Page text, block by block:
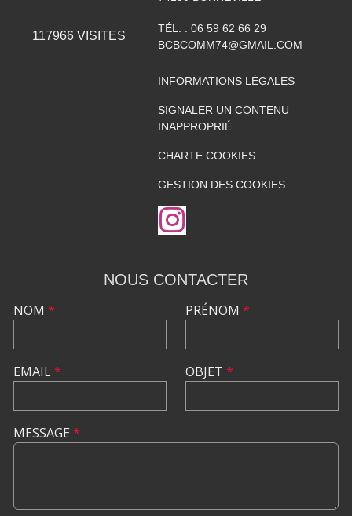
117966VISITES
TÉL. : 06 59 62 66 29
BCBCOMM74@GMAIL.COM
INFORMATIONS LÉGALES
SIGNALER UN CONTENU
INAPPROPRIÉ
CHARTE COOKIES
GESTION DES COOKIES
NOUS CONTACTER
NOM *
EMAIL*
PRÉNOM *
OBJET *
MESSAGE *